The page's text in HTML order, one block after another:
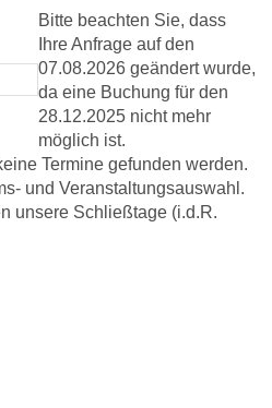
Bitte beachten Sie, dass
Ihre Anfrage auf den
07.08.2026 geändert wurde,
da eine Buchung für den
28.12.2025 nicht mehr
möglich ist.
Termine gefunden werden.
und Veranstaltungsauswahl.
unsere Schließtage (i.d.R.